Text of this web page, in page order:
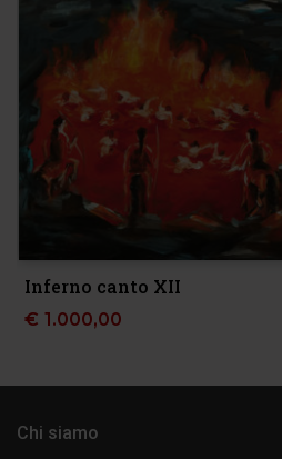
Inferno canto XII
€ 1.000,00
Chi siamo